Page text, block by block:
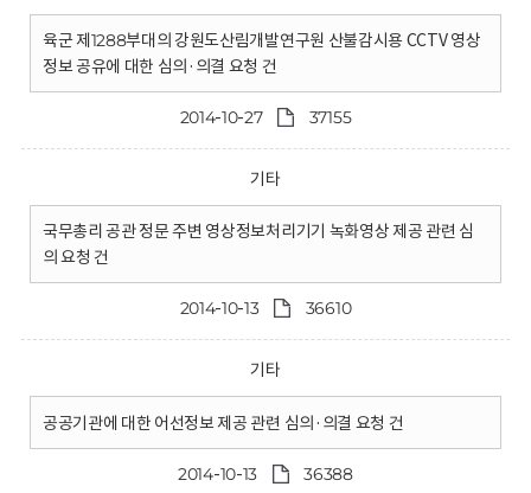
육군 제1288부대의 강원도산림개발연구원 산불감시용 CCTV 영상
정보 공유에 대한 심의·의결 요청 건
2014-10-27 37155
기타
국무총리 공관 정문 주변 영상정보처리기기 녹화영상 제공 관련 심
의 요청 건
2014-10-13 36610
기타
공공기관에 대한 어선정보 제공 관련 심의·의결 요청 건
2014-10-13 36388